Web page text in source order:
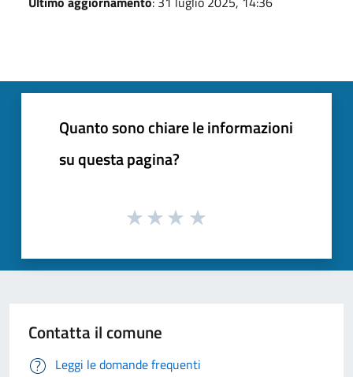
Quanto sono chiare le informazioni
su questa pagina?
Contatta il comune
Leggi le domande frequenti